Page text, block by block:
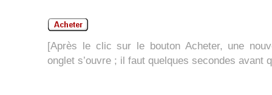
[Après le clic sur le bouton Acheter, une
onglet s’ouvre ; il faut quelques secondes avant